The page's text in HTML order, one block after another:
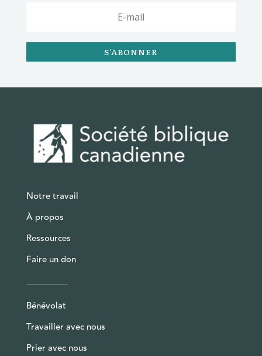
S'ABONNER
Notre travail
À propos
Ressources
Faire un don
Bénévolat
Travailler avec nous
Prier avec nous